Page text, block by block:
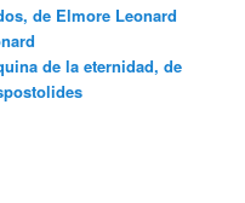
de Elmore Leonard
de la eternidad, de